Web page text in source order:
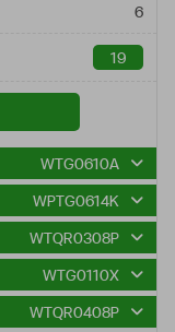
6
19
WTG0610A
WPTG0614K
WTQR0308P
WTG0110X
WTQR0408P